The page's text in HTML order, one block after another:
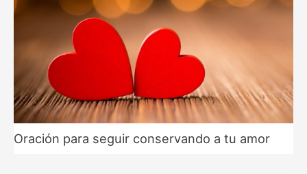
Oración para seguir conservando a tu amor